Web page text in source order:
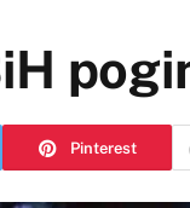
Pinterest